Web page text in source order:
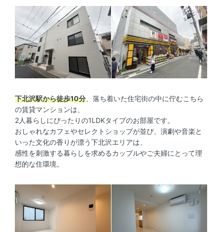
下北沢駅から徒歩10分 、落ち着いた住宅街の中に佇むこちら
の賃貸マンションは、
2人暮らしにぴったりの1LDKタイプのお部屋です。
おしゃれなカフェやセレクトショップが並び、演劇や音楽と
いった文化の香りが漂う下北沢エリアは、
感性を刺激する暮らしを求めるカップルやご夫婦にとって理
想的な住環境。